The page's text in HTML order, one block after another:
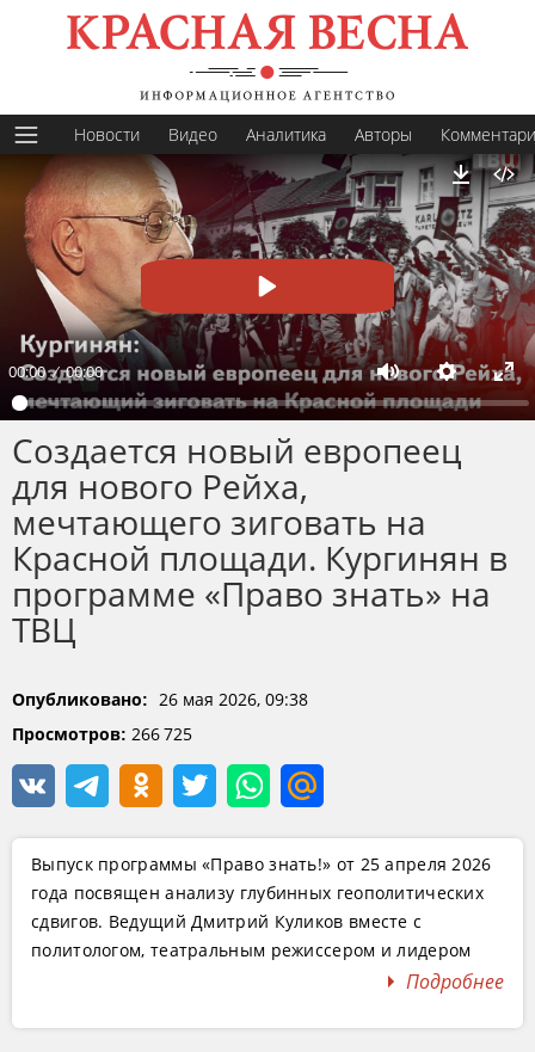
Новости Видео Аналитика Авторы
Скачать
00:00 00:00
Заглушить
На
Пуск
Создается новый европеец
для нового Рейха,
мечтающего зиговать на
Красной площади. Кургинян в
программе «Право знать» на
ТВЦ
Опубликовано: 26 мая 2026, 09:38
Просмотров: 266 725
Выпуск программы «Право знать!» от 25 апреля 2026
года посвящен анализу глубинных геополитических
сдвигов. Ведущий Дмитрий Куликов вместе с
политологом, театральным режиссером и лидером
движения «Суть времени» Сергеем Кургиняном и
Сосновским, Алексеем Дзермантом и Василем
Подробнее